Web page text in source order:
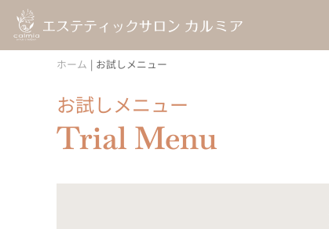
ホーム | お試しメニュー
お試しメニュー
Trial Menu